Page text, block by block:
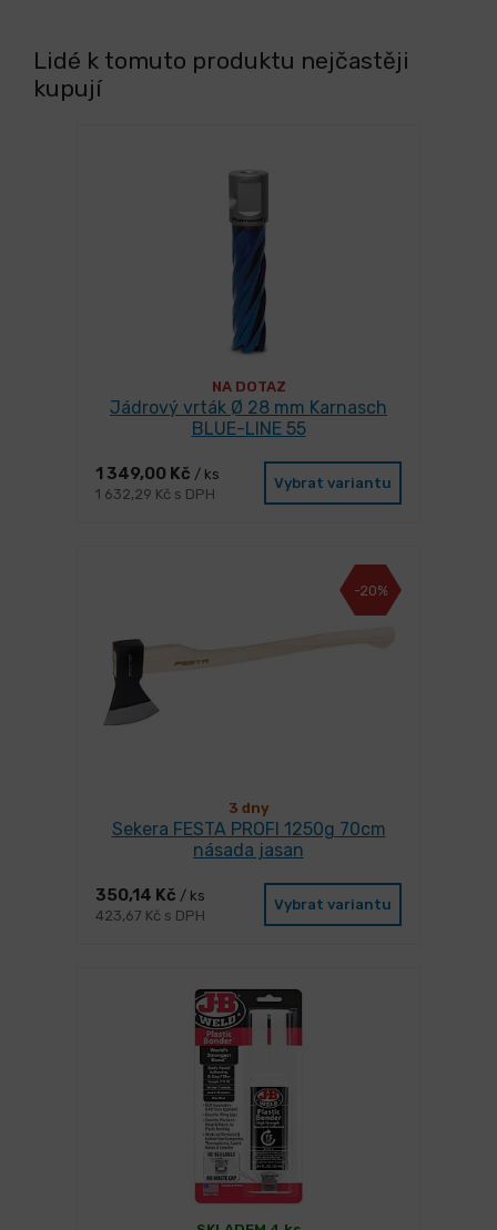
Lidé k tomuto produktu nejčastěji
kupují
NA DOTAZ
Jádrový vrták Ø 28 mm Karnasch
BLUE-LINE 55
1 349,00 Kč / ks
1 632,29 Kč s DPH
Vybrat variantu
-20%
3 dny
Sekera FESTA PROFI 1250g 70cm
násada jasan
350,14 Kč / ks
423,67 Kč s DPH
Vybrat variantu